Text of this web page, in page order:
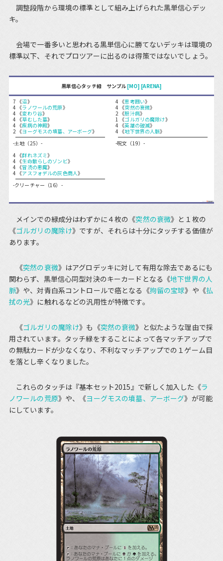
調整段階から環境の標準として組み上げられた黒単信心デッ
キ。
会場で一番多いと思われる黒単信心に勝てないデッキは環境の
標準以下、それでプロツアーに出るのは得策ではないでしょう。
黒単信心タッチ緑 サンプル [MO] [ARENA]
7 《沼》
4 《ラノワールの荒原》
4 《変わり谷》
4 《草むした墓》
4 《疾病の神殿》
2 《ヨーグモスの墳墓、アーボーグ》
-土地（25）-
4 《群れネズミ》
4 《生命散らしのゾンビ》
4 《冒涜の悪魔》
4 《アスフォデルの灰色商人》
-クリーチャー（16）-
4 《思考囲い》
4 《突然の衰微》
2 《胆汁病》
1 《ゴルガリの魔除け》
4 《英雄の破滅》
4 《地下世界の人脈》
-呪文（19）-
メインでの緑成分はわずかに４枚の《突然の衰微》と１枚の
《ゴルガリの魔除け》ですが、それらは十分にタッチする価値が
あります。
《突然の衰微》はアグロデッキに対して有用な除去であるにも
関わらず、黒単信心同型対決のキーカードとなる《地下世界の人
脈》や、対青白系コントロールで癌となる《拘留の宝球》や《払
拭の光》に触れるなどの汎用性が特徴です。
《ゴルガリの魔除け》も《突然の衰微》と似たような理由で採
用されています。タッチ緑をすることによって各マッチアップで
の無駄カードが少なくなり、不利なマッチアップでの１ゲーム目
を落とし辛くなりました。
これらのタッチは『基本セット2015』で新しく加入した《ラ
ノワールの荒原》や、《ヨーグモスの墳墓、アーボーグ》が可能
にしています。